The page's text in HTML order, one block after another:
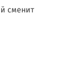
сменит